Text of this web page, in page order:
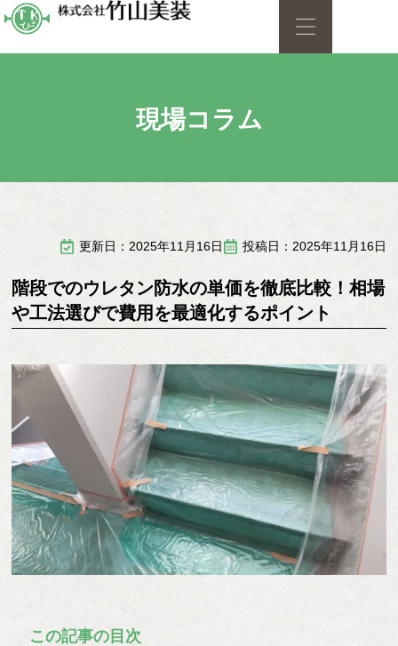
現場コラム
更新日：2025年11月16日 投稿日：2025年11月16日
階段でのウレタン防水の単価を徹底比較！相場
や工法選びで費用を最適化するポイント
この記事の目次